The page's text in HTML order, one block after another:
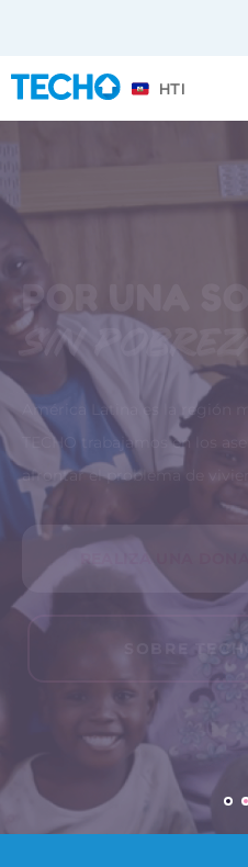
HTI
LA VIVIENDA
solo el
Además de las viviendas de
otros proyectos que buscan
hábitat de los pobladores de
como soluciones de agua y
PROYECTOS
MODELO DE